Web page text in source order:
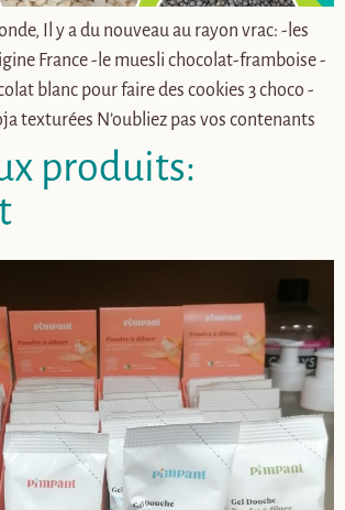
Il y a du nouveau au rayon vrac: -les
France -le muesli chocolat-framboise -
blanc pour faire des cookies 3 choco -
texturées N’oubliez pas vos contenants
produits: